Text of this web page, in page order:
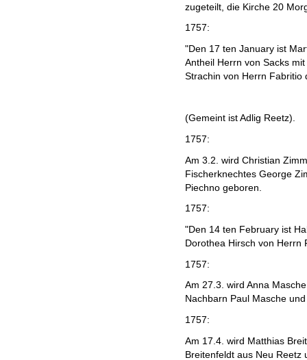
zugeteilt, die Kirche 20
1757:
"Den 17 ten January ist
Antheil Herrn von Sacks
Strachin von Herrn Fabritio
(Gemeint ist Adlig Reetz).
1757:
Am 3.2. wird Christian
Fischerknechtes George
Piechno geboren.
1757:
"Den 14 ten February ist
Dorothea Hirsch von Herrn
1757:
Am 27.3. wird Anna
Nachbarn Paul Masche
1757:
Am 17.4. wird Matthias
Breitenfeldt aus Neu Reetz